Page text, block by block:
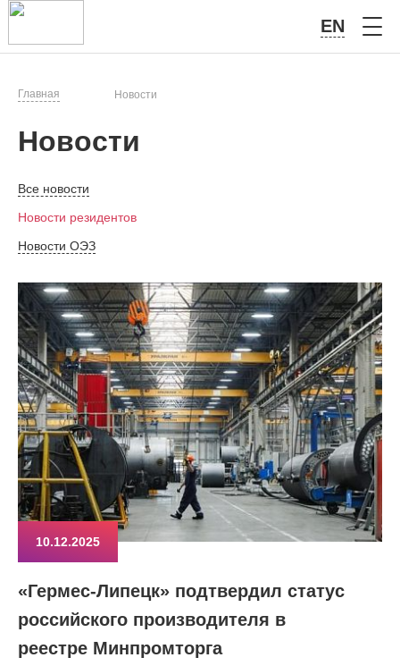
EN
Главная Новости
Новости
Все новости
Новости резидентов
Новости ОЭЗ
10.12.2025
«Гермес-Липецк» подтвердил статус
российского производителя в
реестре Минпромторга